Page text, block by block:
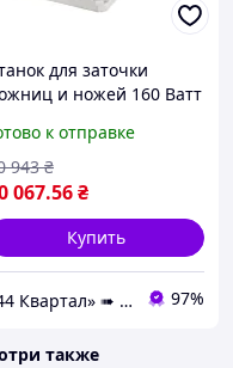
для заточки
и ножей 160 Ватт
оборотов
200 об/мин
к отправке
067.56₴
943 ₴
Купить
«44 Квартал» ➠ інтернет-магазин інструментів та розхідних матеріалів! 97%
также